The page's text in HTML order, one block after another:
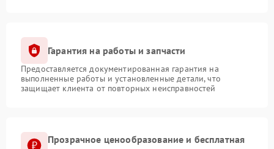
Гарантия на работы и запчасти
Предоставляется документированная гарантия на
выполненные работы и установленные детали, что
защищает клиента от повторных неисправностей
Прозрачное ценообразование и бесплатная